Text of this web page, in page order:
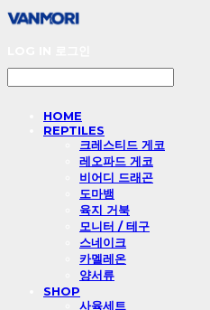
HOME
REPTILES
크레스티드 게코
레오파드 게코
비어디 드래곤
도마뱀
육지 거북
모니터 / 테구
스네이크
카멜레온
양서류
SHOP
사육세트